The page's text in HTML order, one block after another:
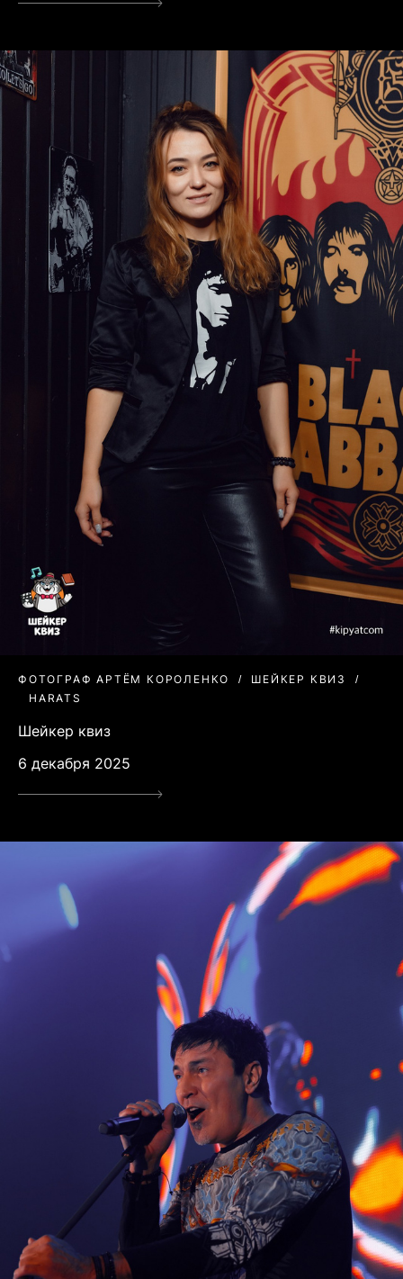
ФОТОГРАФ АРТЁМ КОРОЛЕНКО
ШЕЙКЕР КВИЗ
HARATS
Шейкер квиз
6 декабря 2025